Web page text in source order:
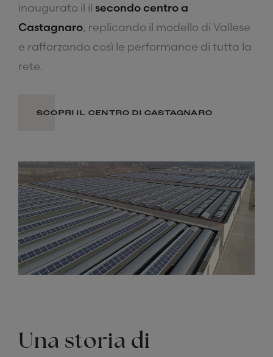
inaugurato il il secondo centro a
Castagnaro, replicando il modello di Vallese
e rafforzando così le performance di tutta la
rete.
SCOPRI IL CENTRO DI CASTAGNARO
Una storia di